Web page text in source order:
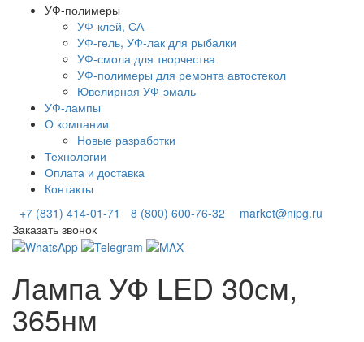
УФ-полимеры
УФ-клей, СА
УФ-гель, УФ-лак для рыбалки
УФ-смола для творчества
УФ-полимеры для ремонта автостекол
Ювелирная УФ-эмаль
УФ-лампы
О компании
Новые разработки
Технологии
Оплата и доставка
Контакты
+7 (831) 414-01-71
8 (800) 600-76-32
market@nipg.ru
Заказать звонок
Лампа УФ LED 30см,
365нм